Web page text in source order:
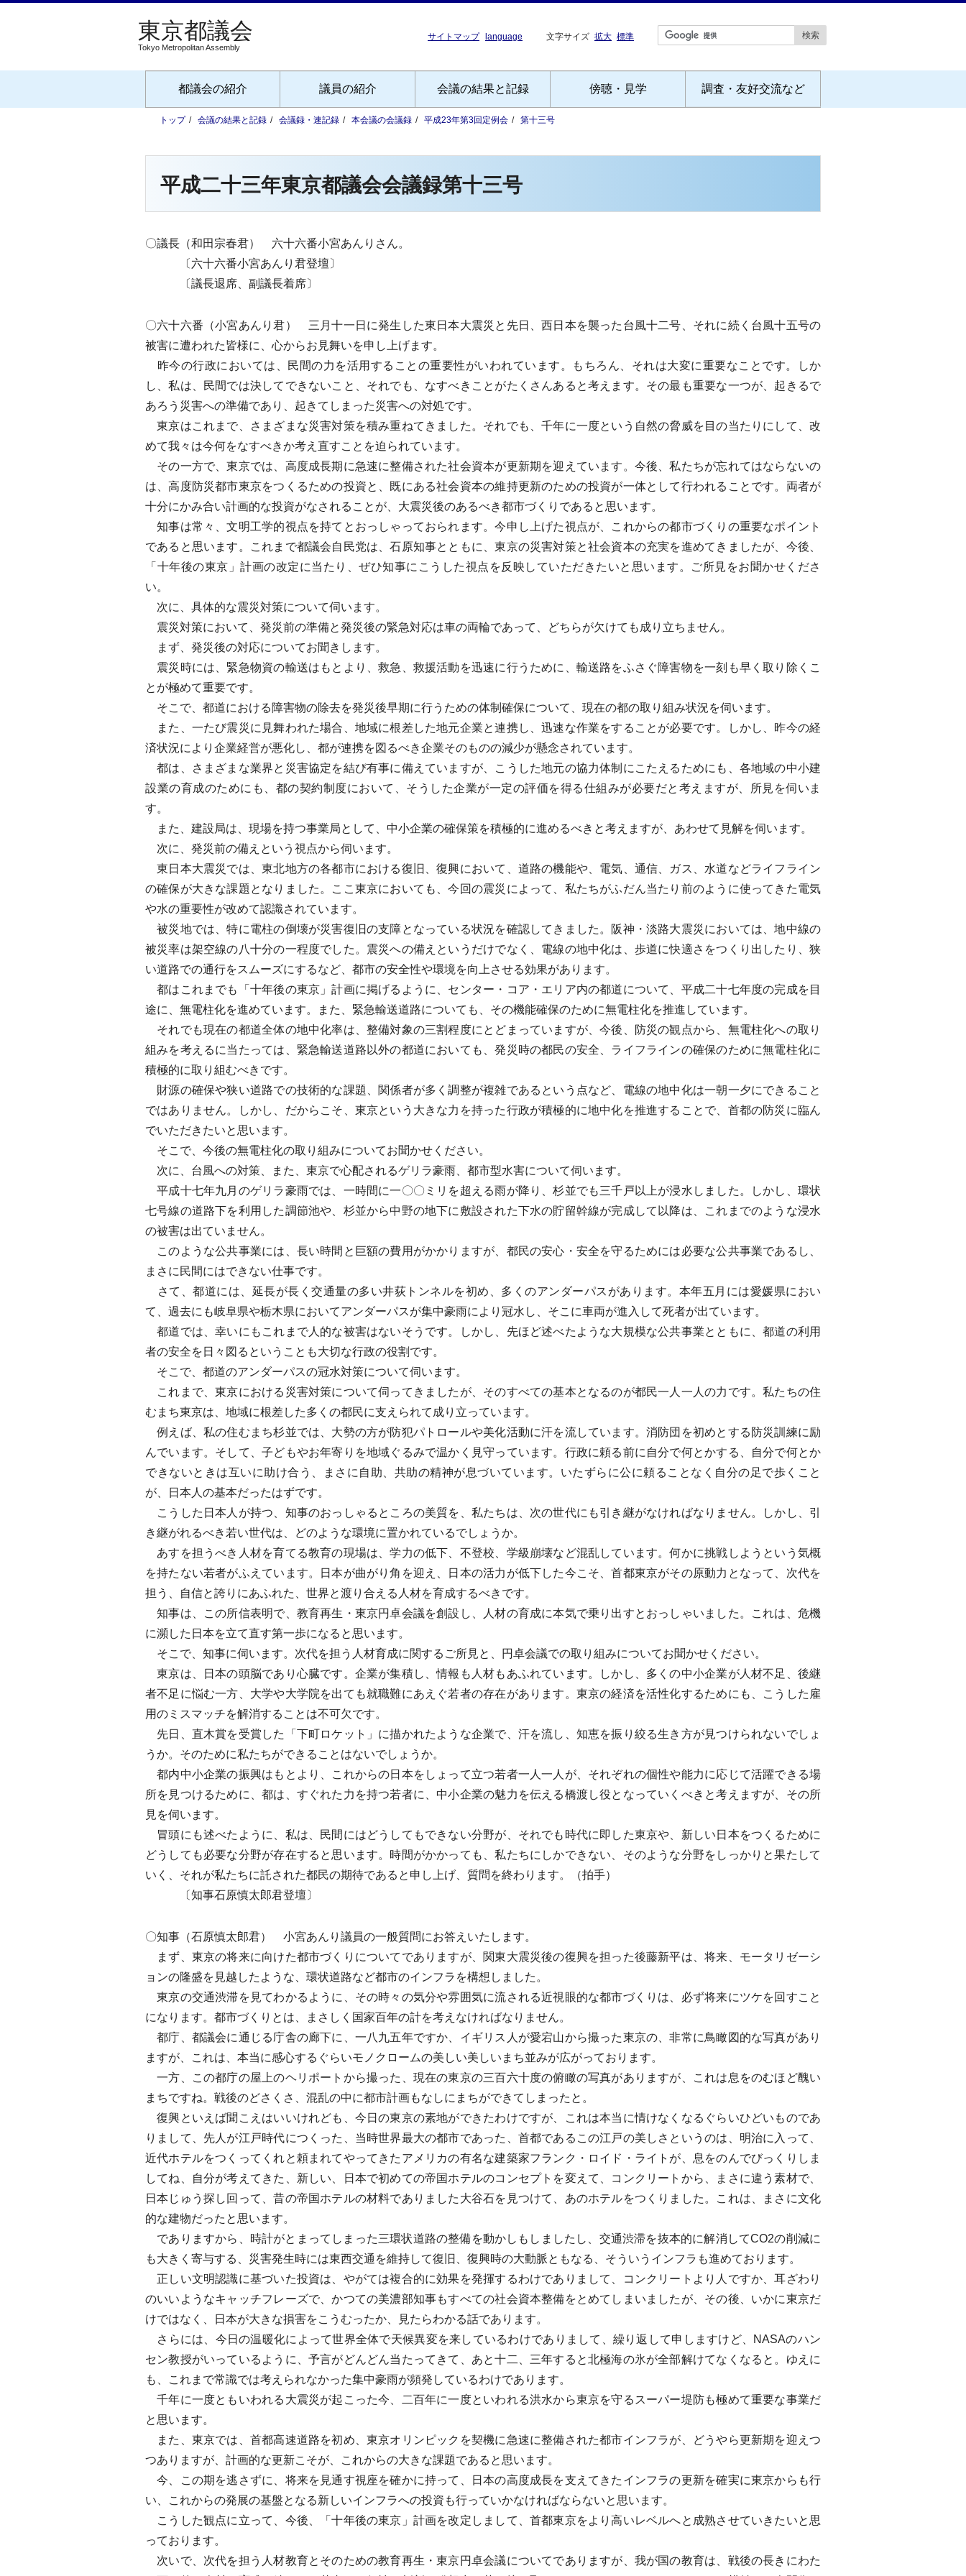
Tokyo Metropolitan Assembly
サイトマップ language 文字サイズ 拡大 標準
都議会の紹介 議員の紹介 会議の結果と記録 傍聴・見学 調査・友好交流など
トップ 会議の結果と記録 会議録・速記録 本会議の会議録 平成23年第3回定例会 第十三号
平成二十三年東京都議会会議録第十三号
〇議長（和田宗春君） 六十六番小宮あんりさん。
〔六十六番小宮あんり君登壇〕
〔議長退席、副議長着席〕
〇六十六番（小宮あんり君） 三月十一日に発生した東日本大震災と先日、西日本を襲った台風十二号、それに続く台風十五号の
被害に遭われた皆様に、心からお見舞いを申し上げます。
昨今の行政においては、民間の力を活用することの重要性がいわれています。もちろん、それは大変に重要なことです。しか
し、私は、民間では決してできないこと、それでも、なすべきことがたくさんあると考えます。その最も重要な一つが、起きるで
あろう災害への準備であり、起きてしまった災害への対処です。
東京はこれまで、さまざまな災害対策を積み重ねてきました。それでも、千年に一度という自然の脅威を目の当たりにして、改
めて我々は今何をなすべきか考え直すことを迫られています。
その一方で、東京では、高度成長期に急速に整備された社会資本が更新期を迎えています。今後、私たちが忘れてはならないの
は、高度防災都市東京をつくるための投資と、既にある社会資本の維持更新のための投資が一体として行われることです。両者が
十分にかみ合い計画的な投資がなされることが、大震災後のあるべき都市づくりであると思います。
知事は常々、文明工学的視点を持てとおっしゃっておられます。今申し上げた視点が、これからの都市づくりの重要なポイント
であると思います。これまで都議会自民党は、石原知事とともに、東京の災害対策と社会資本の充実を進めてきましたが、今後、
「十年後の東京」計画の改定に当たり、ぜひ知事にこうした視点を反映していただきたいと思います。ご所見をお聞かせくださ
い。
次に、具体的な震災対策について伺います。
震災対策において、発災前の準備と発災後の緊急対応は車の両輪であって、どちらが欠けても成り立ちません。
まず、発災後の対応についてお聞きします。
震災時には、緊急物資の輸送はもとより、救急、救援活動を迅速に行うために、輸送路をふさぐ障害物を一刻も早く取り除くこ
とが極めて重要です。
そこで、都道における障害物の除去を発災後早期に行うための体制確保について、現在の都の取り組み状況を伺います。
また、一たび震災に見舞われた場合、地域に根差した地元企業と連携し、迅速な作業をすることが必要です。しかし、昨今の経
済状況により企業経営が悪化し、都が連携を図るべき企業そのものの減少が懸念されています。
都は、さまざまな業界と災害協定を結び有事に備えていますが、こうした地元の協力体制にこたえるためにも、各地域の中小建
設業の育成のためにも、都の契約制度において、そうした企業が一定の評価を得る仕組みが必要だと考えますが、所見を伺いま
す。
また、建設局は、現場を持つ事業局として、中小企業の確保策を積極的に進めるべきと考えますが、あわせて見解を伺います。
次に、発災前の備えという視点から伺います。
東日本大震災では、東北地方の各都市における復旧、復興において、道路の機能や、電気、通信、ガス、水道などライフライン
の確保が大きな課題となりました。ここ東京においても、今回の震災によって、私たちがふだん当たり前のように使ってきた電気
や水の重要性が改めて認識されています。
被災地では、特に電柱の倒壊が災害復旧の支障となっている状況を確認してきました。阪神・淡路大震災においては、地中線の
被災率は架空線の八十分の一程度でした。震災への備えというだけでなく、電線の地中化は、歩道に快適さをつくり出したり、狭
い道路での通行をスムーズにするなど、都市の安全性や環境を向上させる効果があります。
都はこれまでも「十年後の東京」計画に掲げるように、センター・コア・エリア内の都道について、平成二十七年度の完成を目
途に、無電柱化を進めています。また、緊急輸送道路についても、その機能確保のために無電柱化を推進しています。
それでも現在の都道全体の地中化率は、整備対象の三割程度にとどまっていますが、今後、防災の観点から、無電柱化への取り
組みを考えるに当たっては、緊急輸送道路以外の都道においても、発災時の都民の安全、ライフラインの確保のために無電柱化に
積極的に取り組むべきです。
財源の確保や狭い道路での技術的な課題、関係者が多く調整が複雑であるという点など、電線の地中化は一朝一夕にできること
ではありません。しかし、だからこそ、東京という大きな力を持った行政が積極的に地中化を推進することで、首都の防災に臨ん
でいただきたいと思います。
そこで、今後の無電柱化の取り組みについてお聞かせください。
次に、台風への対策、また、東京で心配されるゲリラ豪雨、都市型水害について伺います。
平成十七年九月のゲリラ豪雨では、一時間に一〇〇ミリを超える雨が降り、杉並でも三千戸以上が浸水しました。しかし、環状
七号線の道路下を利用した調節池や、杉並から中野の地下に敷設された下水の貯留幹線が完成して以降は、これまでのような浸水
の被害は出ていません。
このような公共事業には、長い時間と巨額の費用がかかりますが、都民の安心・安全を守るためには必要な公共事業であるし、
まさに民間にはできない仕事です。
さて、都道には、延長が長く交通量の多い井荻トンネルを初め、多くのアンダーパスがあります。本年五月には愛媛県におい
て、過去にも岐阜県や栃木県においてアンダーパスが集中豪雨により冠水し、そこに車両が進入して死者が出ています。
都道では、幸いにもこれまで人的な被害はないそうです。しかし、先ほど述べたような大規模な公共事業とともに、都道の利用
者の安全を日々図るということも大切な行政の役割です。
そこで、都道のアンダーパスの冠水対策について伺います。
これまで、東京における災害対策について伺ってきましたが、そのすべての基本となるのが都民一人一人の力です。私たちの住
むまち東京は、地域に根差した多くの都民に支えられて成り立っています。
例えば、私の住むまち杉並では、大勢の方が防犯パトロールや美化活動に汗を流しています。消防団を初めとする防災訓練に励
んでいます。そして、子どもやお年寄りを地域ぐるみで温かく見守っています。行政に頼る前に自分で何とかする、自分で何とか
できないときは互いに助け合う、まさに自助、共助の精神が息づいています。いたずらに公に頼ることなく自分の足で歩くこと
が、日本人の基本だったはずです。
こうした日本人が持つ、知事のおっしゃるところの美質を、私たちは、次の世代にも引き継がなければなりません。しかし、引
き継がれるべき若い世代は、どのような環境に置かれているでしょうか。
あすを担うべき人材を育てる教育の現場は、学力の低下、不登校、学級崩壊など混乱しています。何かに挑戦しようという気概
を持たない若者がふえています。日本が曲がり角を迎え、日本の活力が低下した今こそ、首都東京がその原動力となって、次代を
担う、自信と誇りにあふれた、世界と渡り合える人材を育成するべきです。
知事は、この所信表明で、教育再生・東京円卓会議を創設し、人材の育成に本気で乗り出すとおっしゃいました。これは、危機
に瀕した日本を立て直す第一歩になると思います。
そこで、知事に伺います。次代を担う人材育成に関するご所見と、円卓会議での取り組みについてお聞かせください。
東京は、日本の頭脳であり心臓です。企業が集積し、情報も人材もあふれています。しかし、多くの中小企業が人材不足、後継
者不足に悩む一方、大学や大学院を出ても就職難にあえぐ若者の存在があります。東京の経済を活性化するためにも、こうした雇
用のミスマッチを解消することは不可欠です。
先日、直木賞を受賞した「下町ロケット」に描かれたような企業で、汗を流し、知恵を振り絞る生き方が見つけられないでしょ
うか。そのために私たちができることはないでしょうか。
都内中小企業の振興はもとより、これからの日本をしょって立つ若者一人一人が、それぞれの個性や能力に応じて活躍できる場
所を見つけるために、都は、すぐれた力を持つ若者に、中小企業の魅力を伝える橋渡し役となっていくべきと考えますが、その所
見を伺います。
冒頭にも述べたように、私は、民間にはどうしてもできない分野が、それでも時代に即した東京や、新しい日本をつくるために
どうしても必要な分野が存在すると思います。時間がかかっても、私たちにしかできない、そのような分野をしっかりと果たして
いく、それが私たちに託された都民の期待であると申し上げ、質問を終わります。（拍手）
〔知事石原慎太郎君登壇〕
〇知事（石原慎太郎君） 小宮あんり議員の一般質問にお答えいたします。
まず、東京の将来に向けた都市づくりについてでありますが、関東大震災後の復興を担った後藤新平は、将来、モータリゼーシ
ョンの隆盛を見越したような、環状道路など都市のインフラを構想しました。
東京の交通渋滞を見てわかるように、その時々の気分や雰囲気に流される近視眼的な都市づくりは、必ず将来にツケを回すこと
になります。都市づくりとは、まさしく国家百年の計を考えなければなりません。
都庁、都議会に通じる庁舎の廊下に、一八九五年ですか、イギリス人が愛宕山から撮った東京の、非常に鳥瞰図的な写真があり
ますが、これは、本当に感心するぐらいモノクロームの美しい美しいまち並みが広がっております。
一方、この都庁の屋上のヘリポートから撮った、現在の東京の三百六十度の俯瞰の写真がありますが、これは息をのむほど醜い
まちですね。戦後のどさくさ、混乱の中に都市計画もなしにまちができてしまったと。
復興といえば聞こえはいいけれども、今日の東京の素地ができたわけですが、これは本当に情けなくなるぐらいひどいものであ
りまして、先人が江戸時代につくった、当時世界最大の都市であった、首都であるこの江戸の美しさというのは、明治に入って、
近代ホテルをつくってくれと頼まれてやってきたアメリカの有名な建築家フランク・ロイド・ライトが、息をのんでびっくりしま
してね、自分が考えてきた、新しい、日本で初めての帝国ホテルのコンセプトを変えて、コンクリートから、まさに違う素材で、
日本じゅう探し回って、昔の帝国ホテルの材料でありました大谷石を見つけて、あのホテルをつくりました。これは、まさに文化
的な建物だったと思います。
でありますから、時計がとまってしまった三環状道路の整備を動かしもしましたし、交通渋滞を抜本的に解消してCO2の削減に
も大きく寄与する、災害発生時には東西交通を維持して復旧、復興時の大動脈ともなる、そういうインフラも進めております。
正しい文明認識に基づいた投資は、やがては複合的に効果を発揮するわけでありまして、コンクリートより人ですか、耳ざわり
のいいようなキャッチフレーズで、かつての美濃部知事もすべての社会資本整備をとめてしまいましたが、その後、いかに東京だ
けではなく、日本が大きな損害をこうむったか、見たらわかる話であります。
さらには、今日の温暖化によって世界全体で天候異変を来しているわけでありまして、繰り返して申しますけど、NASAのハン
セン教授がいっているように、予言がどんどん当たってきて、あと十二、三年すると北極海の氷が全部解けてなくなると。ゆえに
も、これまで常識では考えられなかった集中豪雨が頻発しているわけであります。
千年に一度ともいわれる大震災が起こった今、二百年に一度といわれる洪水から東京を守るスーパー堤防も極めて重要な事業だ
と思います。
また、東京では、首都高速道路を初め、東京オリンピックを契機に急速に整備された都市インフラが、どうやら更新期を迎えつ
つありますが、計画的な更新こそが、これからの大きな課題であると思います。
今、この期を逃さずに、将来を見通す視座を確かに持って、日本の高度成長を支えてきたインフラの更新を確実に東京からも行
い、これからの発展の基盤となる新しいインフラへの投資も行っていかなければならないと思います。
こうした観点に立って、今後、「十年後の東京」計画を改定しまして、首都東京をより高いレベルへと成熟させていきたいと思
っております。
次いで、次代を担う人材教育とそのための教育再生・東京円卓会議についてでありますが、我が国の教育は、戦後の長きにわた